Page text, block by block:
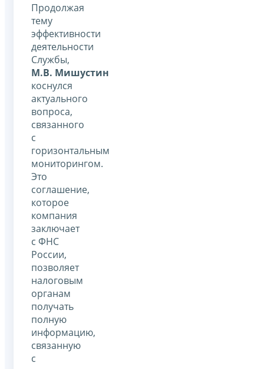
Продолжая
тему
эффективности
деятельности
Службы,
М.В. Мишустин
коснулся
актуального
вопроса,
связанного
с
горизонтальным
мониторингом.
Это
соглашение,
которое
компания
заключает
с ФНС
России,
позволяет
налоговым
органам
получать
полную
информацию,
связанную
с